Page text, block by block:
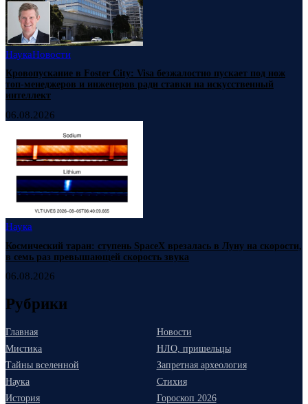
НаукаНовости
Кровопускание в Foster City: Visa безжалостно пускает под нож
топ-менеджеров и инженеров ради ставки на искусственный
интеллект
06.08.2026
Наука
Космический таран: ступень SpaceX врезалась в Луну на скорости,
в семь раз превышающей скорость звука
06.08.2026
Рубрики
Главная
Новости
Мистика
НЛО, пришельцы
Тайны вселенной
Запретная археология
Наука
Стихия
История
Гороскоп 2026